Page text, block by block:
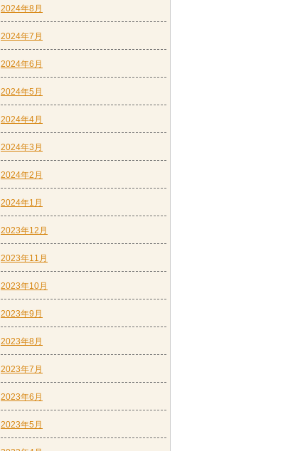
2024年8月
2024年7月
2024年6月
2024年5月
2024年4月
2024年3月
2024年2月
2024年1月
2023年12月
2023年11月
2023年10月
2023年9月
2023年8月
2023年7月
2023年6月
2023年5月